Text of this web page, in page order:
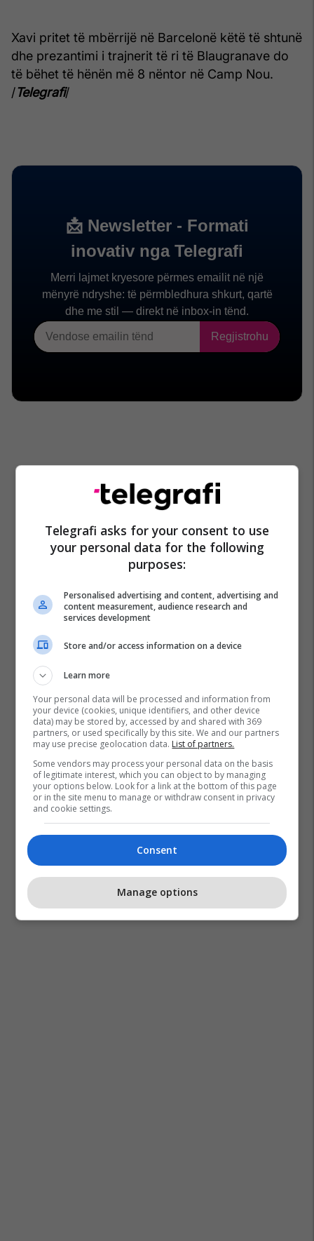
Xavi pritet të mbërrijë në Barcelonë këtë të shtunë
dhe prezantimi i trajnerit të ri të Blaugranave do
të bëhet të hënën më 8 nëntor në Camp Nou.
/Telegrafi/
Telegrafi asks for your consent to use
your personal data for the following
purposes:
Personalised advertising and content, advertising and
content measurement, audience research and
services development
Store and/or access information on a device
Learn more
Your personal data will be processed and information from
your device (cookies, unique identifiers, and other device
data) may be stored by, accessed by and shared with 369
partners, or used specifically by this site. We and our partners
may use precise geolocation data. List of partners.
Some vendors may process your personal data on the basis
of legitimate interest, which you can object to by managing
your options below. Look for a link at the bottom of this page
or in the site menu to manage or withdraw consent in privacy
and cookie settings.
Consent
Manage options